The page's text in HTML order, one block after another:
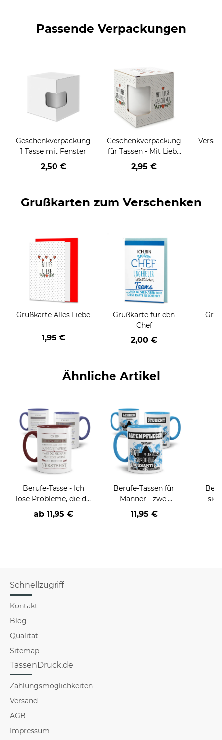
Passende Verpackungen
Geschenkverpackung
1 Tasse mit Fenster
2,50 €
Geschenkverpackung
für Tassen - Mit Liebe
geschenkt
2,95 €
Grußkarten zum Verschenken
Grußkarte Alles Liebe
1,95 €
Grußkarte für den
Chef
2,00 €
Ähnliche Artikel
Berufe-Tasse - Ich
löse Probleme, die du
nicht verstehst -
verschiedene Berufe
ab 11,95 €
Berufe-Tassen für
Männer - zwei
Farbvarianten
11,95 €
Schnellzugriff
Kontakt
Blog
Qualität
Sitemap
TassenDruck.de
Zahlungsmöglichkeiten
Versand
AGB
Impressum